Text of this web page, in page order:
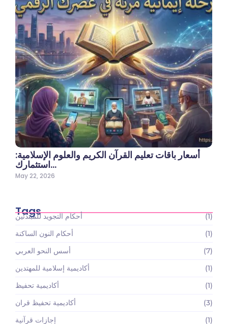
أسعار باقات تعليم القرآن الكريم والعلوم الإسلامية:
استثمارك…
May 22, 2026
Tags
أحكام التجويد للمبتدئين
(1)
أحكام النون الساكنة
(1)
أسس النحو العربي
(7)
أكاديمية إسلامية للمهتدين
(1)
أكاديمية تحفيظ
(1)
أكاديمية تحفيظ قران
(3)
إجازات قرآنية
(1)